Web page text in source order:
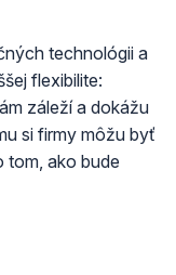
technológii a
flexibilite:
záleží a dokážu
si firmy môžu byť
tom, ako bude